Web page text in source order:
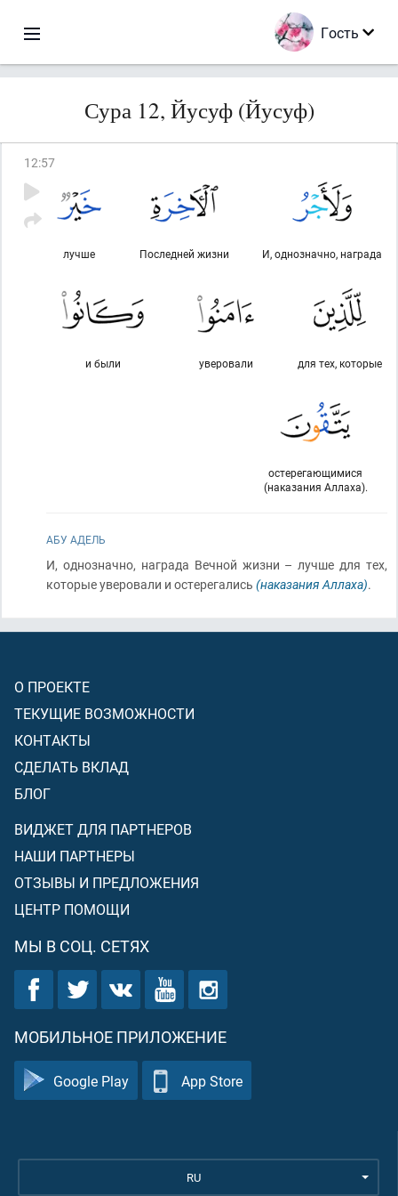
Гость
Сура 12, Йусуф (Йусуф)
12:57
И, однозначно, награда
Последней жизни
лучше
для тех, которые
уверовали
и были
остерегающимися
(наказания Аллаха).
АБУ АДЕЛЬ
И, однозначно, награда Вечной жизни – лучше для тех,
которые уверовали и остерегались (наказания Аллаха).
О ПРОЕКТЕ
ТЕКУЩИЕ ВОЗМОЖНОСТИ
КОНТАКТЫ
СДЕЛАТЬ ВКЛАД
БЛОГ
ВИДЖЕТ ДЛЯ ПАРТНЕРОВ
НАШИ ПАРТНЕРЫ
ОТЗЫВЫ И ПРЕДЛОЖЕНИЯ
ЦЕНТР ПОМОЩИ
МЫ В СОЦ. СЕТЯХ
МОБИЛЬНОЕ ПРИЛОЖЕНИЕ
Google Play App Store
RU